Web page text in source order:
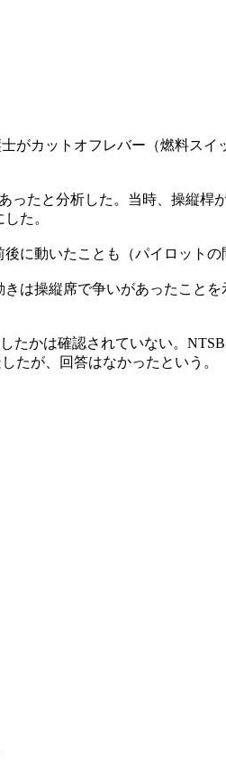
カットオフレバー（燃料ス
たと分析した。当時、操縦
た。
に動いたことも（パイロット
は操縦席で争いがあったこと
かは確認されていない。
たが、回答はなかったという。